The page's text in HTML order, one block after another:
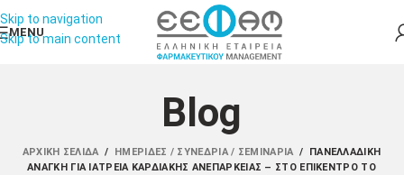
Skip to navigation
Skip to main content
MENU
Blog
ΑΡΧΙΚΉ ΣΕΛΊΔΑ / ΗΜΕΡΊΔΕΣ / ΣΥΝΈΔΡΙΑ / ΣΕΜΙΝΆΡΙΑ /
ΠΑΝΕΛΛΑΔΙΚΉ
ΑΝΆΓΚΗ ΓΙΑ ΙΑΤΡΕΊΑ ΚΑΡΔΙΑΚΉΣ ΑΝΕΠΆΡΚΕΙΑΣ – ΣΤΟ ΕΠΊΚΕΝΤΡΟ ΤΟ